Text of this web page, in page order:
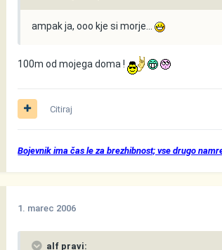
ampak ja, ooo kje si morje...
100m od mojega doma !
Citiraj
Bojevnik ima čas le za brezhibnost; vse drugo
1. marec 2006
alf pravi: